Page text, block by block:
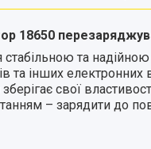
18650
стабільною та
та інших електронних
свої
– зарядити до